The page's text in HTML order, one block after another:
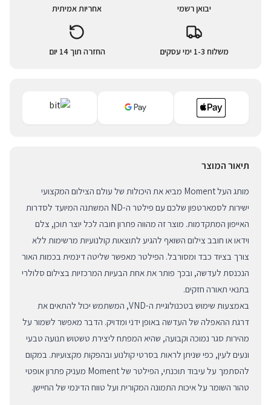
יבואן רשמי אחריות אמיתית
משלוח 1-3 ימי עסקים החזרה תוך 14 יום
תיאור המוצר
מותג העל Moment מביא את היכולות של עולם הצילום המקצועי
ישירות לסמארטפון שלכם עם פילטר ה-ND המשתנה המיועד לסדרות
האייפון המתקדמות. מוצר זה מהווה פתרון חובה לכל יוצר תוכן, צלם
וידאו או חובב צילום השואף להגיע לתוצאות קולנועיות מרשימות ללא
צורך בציוד כבד ומסורבל. הפילטר מאפשר שליטה דינמית בכמות האור
הנכנסת לעדשה, ובכך פותר את אחת הבעיות המרכזיות בצילום סלולרי
בתנאי תאורה חזקים.
באמצעות שימוש בטכנולוגיית ה-VND, המשתמש יכול להתאים את
דרגת ההאפלה של העדשה באופן ידני ומדויק. הדבר מאפשר לשמור על
מהירות סגר נמוכה וקבועה, שהיא המפתח ליצירת טשטוש תנועה טבעי
ונעים לעין, כפי שניתן לראות בסרטי קולנוע ובהפקות מקצועיות. במקום
להסתמך על עיבוד תוכנתי, הפילטר של Moment מעניק פתרון אופטי
טהור השומר על איכות התמונה המקורית ועל טווח הדינמי של החיישן.